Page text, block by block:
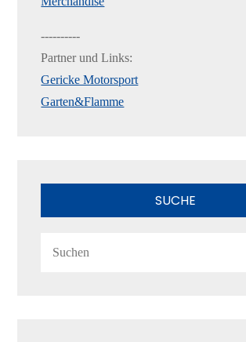
----------
Partner und Links:
Gericke Motorsport
Garten&Flamme
SUCHE